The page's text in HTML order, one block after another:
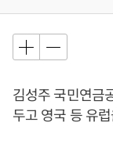
김성주 국민연금
두고 영국 등 유